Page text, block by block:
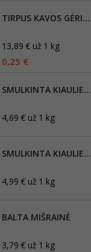
TIRPUS KAVOS GĖRIMAS EAGLESTAR 3IN1, 18G
13,89 € už 1 kg
0,25 €
SMULKINTA KIAULIENA, RIEBUMAS IKI 30%
4,69 € už 1 kg
SMULKINTA KIAULIENOS MENTĖ, RIEBUMAS IKI 20%
4,99 € už 1 kg
BALTA MIŠRAINĖ
3,79 € už 1 kg